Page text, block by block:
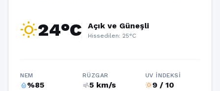
wb_sunny24°C Açık ve Güneşli
Hissedilen: 25°C
NEM
humidity_percentage%85
RÜZGAR
air5 km/s
UV İNDEKSI
wb_sunny9 / 10